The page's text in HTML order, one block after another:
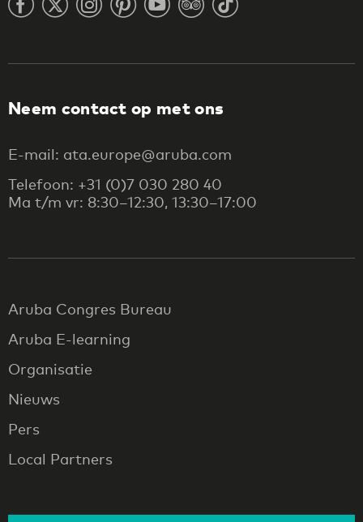
Neem contact op met ons
E-mail: ata.europe@aruba.com
Telefoon: +31 (0)7 030 280 40
Ma t/m vr: 8:30–12:30, 13:30–17:00
Aruba Congres Bureau
Aruba E-learning
Organisatie
Nieuws
Pers
Local Partners